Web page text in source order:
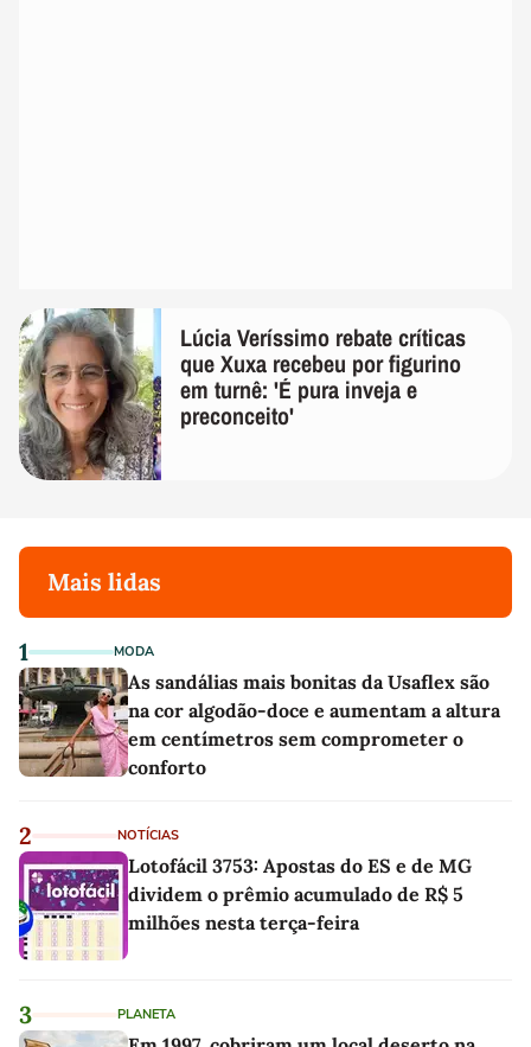
Lúcia Veríssimo rebate críticas
que Xuxa recebeu por figurino
em turnê: 'É pura inveja e
preconceito'
Mais lidas
1 MODA
As sandálias mais bonitas da Usaflex são
na cor algodão-doce e aumentam a altura
em centímetros sem comprometer o
conforto
2 NOTÍCIAS
Lotofácil 3753: Apostas do ES e de MG
dividem o prêmio acumulado de R$ 5
milhões nesta terça-feira
3 PLANETA